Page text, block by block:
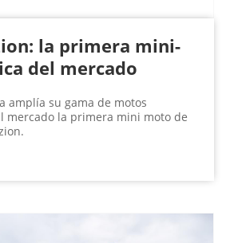
la primera mini-
del mercado
amplía su gama de motos
mercado la primera mini moto de